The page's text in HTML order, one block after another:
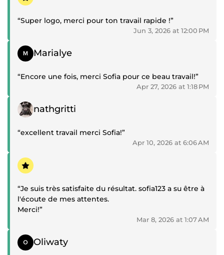
“Super logo, merci pour ton travail rapide !”
Jun 3, 2026 at 12:00 PM
Positive review
Marialye
“Encore une fois, merci Sofia pour ce beau travail!”
Apr 27, 2026 at 1:18 PM
Positive review
nathgritti
“excellent travail merci Sofia!”
Apr 10, 2026 at 6:06 AM
Positive review
“Je suis très satisfaite du résultat. sofia123 a su être à
l'écoute de mes attentes.
Merci!”
Mar 8, 2026 at 1:07 AM
Positive review
Oliwaty